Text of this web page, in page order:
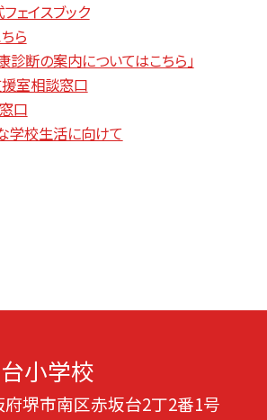
ェイスブック
ら
診断の案内についてはこちら」
室相談窓口
口
学校生活に向けて
小学校
府堺市南区赤坂台2丁2番1号